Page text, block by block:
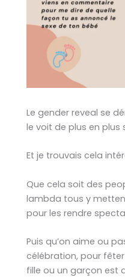
Le gender reveal se
le voit de plus en plus
Et je trouvais cela
Que cela soit des
lambda tous y
pour les rendre
Puis qu’on aime ou
célébration, pour
fille ou un garçon est